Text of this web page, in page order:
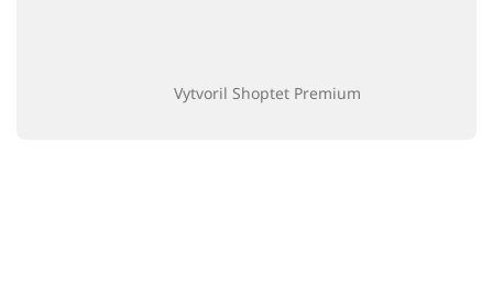
Vytvoril Shoptet Premium